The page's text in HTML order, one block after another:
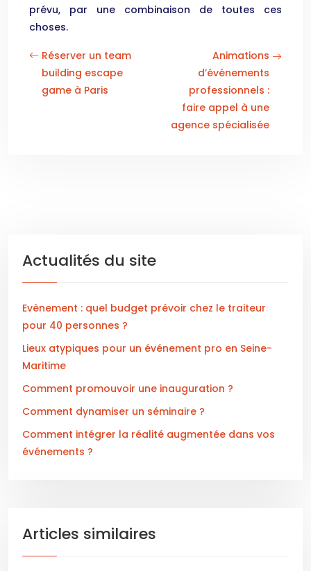
prévu, par une combinaison de toutes ces
choses.
Réserver un team
building escape
game à Paris
Animations
d’événements
professionnels :
faire appel à une
agence spécialisée
Actualités du site
Evènement : quel budget prévoir chez le traiteur
pour 40 personnes ?
Lieux atypiques pour un événement pro en Seine-
Maritime
Comment promouvoir une inauguration ?
Comment dynamiser un séminaire ?
Comment intégrer la réalité augmentée dans vos
événements ?
Articles similaires